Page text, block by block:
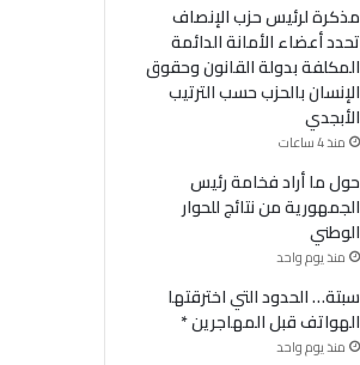
مذكرة لرئيس حزب الإنصاف
تحدد أعضاء الأمانة الدائمة
المكلفة بدولة القانون وحقوق
الإنسان بالحزب حسب الترتيب
الأبجدي
منذ 4 ساعات
حول ما أراد فخامة رئيس
الجمهورية من نتائج للحوار
الوطني
منذ يوم واحد
سبتة… الحدود التي اخترقتها
الهواتف قبل المهاجرين *
منذ يوم واحد